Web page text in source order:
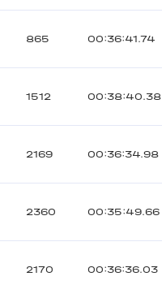
865 00:36:41.74
1512 00:38:40.38
2169 00:36:34.98
2360 00:35:49.66
2170 00:36:36.03